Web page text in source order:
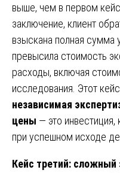
выше, чем в первом
заключение, клиент
взыскана полная сумма
превысила стоимость
расходы, включая
исследования. Этот
независимая
цены — это инвестиция,
при успешном исходе
Кейс третий: сложный